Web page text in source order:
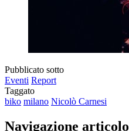
Pubblicato sotto
Eventi Report
Taggato
biko milano Nicolò Carnesi
Navigazione articolo